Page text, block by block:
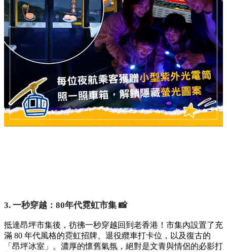
3. 一秒穿越：80年代霓虹市集 📸
抵達昂坪市集後，彷彿一秒穿越回到老香港！市集內設置了充
滿 80 年代風格的霓虹招牌、退役纜車打卡位，以及復古的
「昂坪冰室」。濃厚的懷舊氣氛，絕對是文青與情侶的必影打